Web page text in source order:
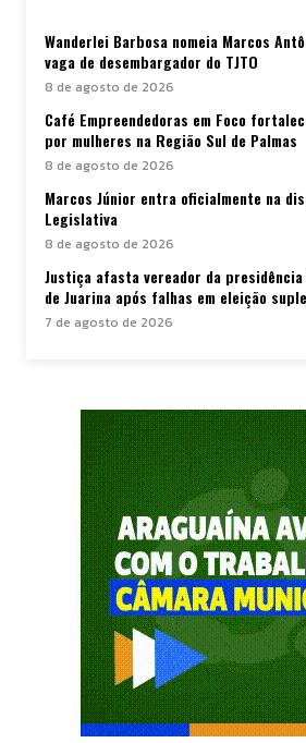
Wanderlei Barbosa nomeia Marcos
vaga de desembargador do TJTO
8 de agosto de 2026
Café Empreendedoras em Foco
por mulheres na Região Sul de Palmas
8 de agosto de 2026
Marcos Júnior entra oficialmente na
Legislativa
8 de agosto de 2026
Justiça afasta vereador da presidência
de Juarina após falhas em eleição
7 de agosto de 2026